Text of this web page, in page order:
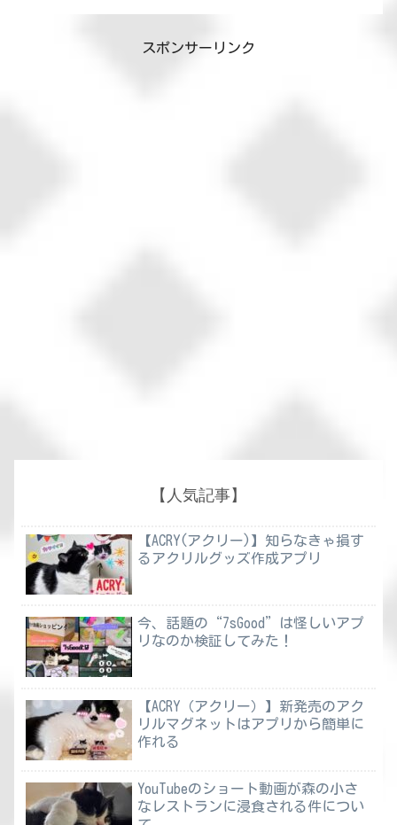
スポンサーリンク
【人気記事】
【ACRY(アクリー)】知らなきゃ損す
るアクリルグッズ作成アプリ
今、話題の“7sGood”は怪しいアプ
リなのか検証してみた！
【ACRY（アクリー）】新発売のアク
リルマグネットはアプリから簡単に
作れる
YouTubeのショート動画が森の小さ
なレストランに浸食される件につい